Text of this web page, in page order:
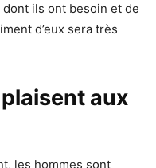
ils ont besoin et de
d’eux sera très
aux
les hommes sont